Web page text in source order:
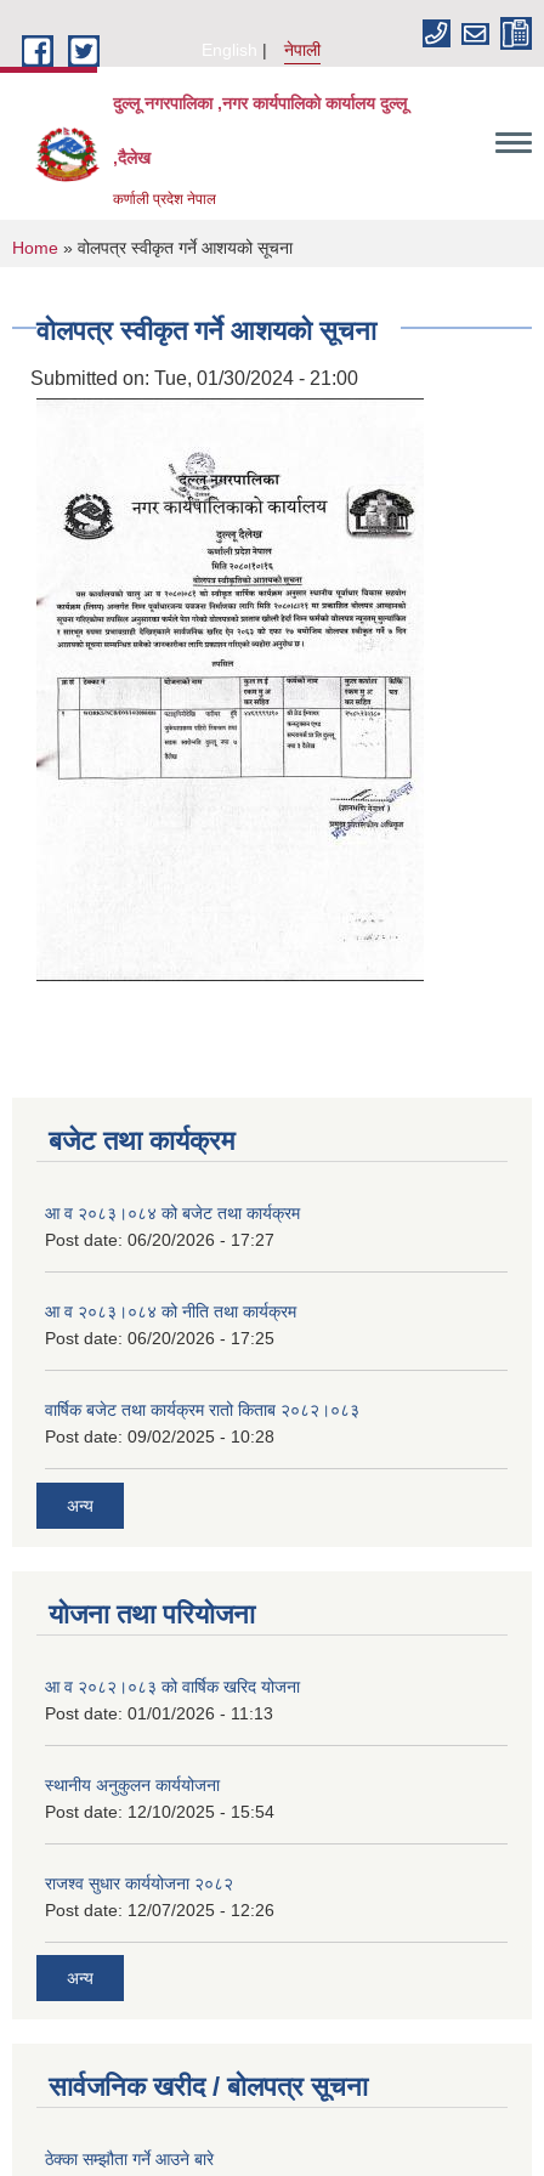
English
नेपाली
दुल्लू नगरपालिका ,नगर कार्यपालिकाे कार्यालय दुल्लू
,दैलेख
कर्णाली प्रदेश नेपाल
You are here
Home » वोलपत्र स्वीकृत गर्ने आशयको सूचना
वोलपत्र स्वीकृत गर्ने आशयको सूचना
Submitted on: Tue, 01/30/2024 - 21:00
बजेट तथा कार्यक्रम
आ व २०८३।०८४ को बजेट तथा कार्यक्रम
Post date: 06/20/2026 - 17:27
आ व २०८३।०८४ को नीति तथा कार्यक्रम
Post date: 06/20/2026 - 17:25
वार्षिक बजेट तथा कार्यक्रम रातो किताब २०८२।०८३
Post date: 09/02/2025 - 10:28
अन्य
योजना तथा परियोजना
आ व २०८२।०८३ को वार्षिक खरिद योजना
Post date: 01/01/2026 - 11:13
स्थानीय अनुकुलन कार्ययोजना
Post date: 12/10/2025 - 15:54
राजश्व सुधार कार्ययोजना २०८२
Post date: 12/07/2025 - 12:26
अन्य
सार्वजनिक खरीद / बोलपत्र सूचना
ठेक्का सम्झौता गर्ने आउने बारे